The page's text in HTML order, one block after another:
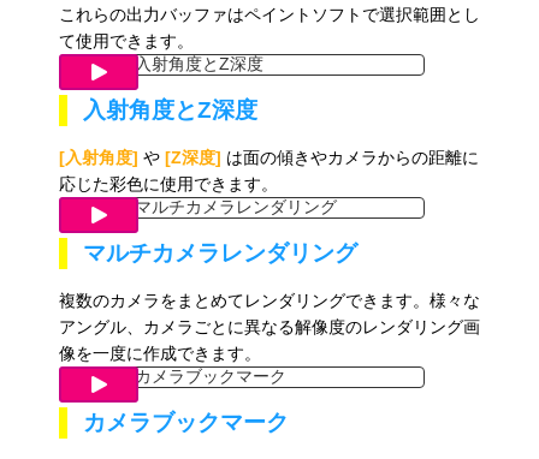
これらの出力バッファはペイントソフトで選択範囲とし
て使用できます。
入射角度とZ深度
[入射角度] や [Z深度] は面の傾きやカメラからの距離に
応じた彩色に使用できます。
マルチカメラレンダリング
複数のカメラをまとめてレンダリングできます。様々な
アングル、カメラごとに異なる解像度のレンダリング画
像を一度に作成できます。
カメラブックマーク